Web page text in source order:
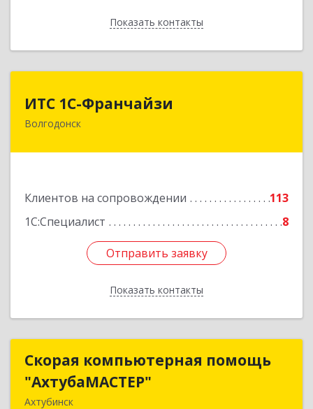
Показать контакты
Назад
ИТС 1С-Франчайзи
Волгодонск
Клиентов на сопровождении
113
1С:Специалист
8
Отправить заявку
Показать контакты
ИТС 1С-Франчайзи
347380, Ростовская обл, Волгодонск г, Гагарина
Отправить заявку
Назад
Скорая компьютерная помощь
"АхтубаМАСТЕР"
Ахтубинск
Скорая компьютерная помощь